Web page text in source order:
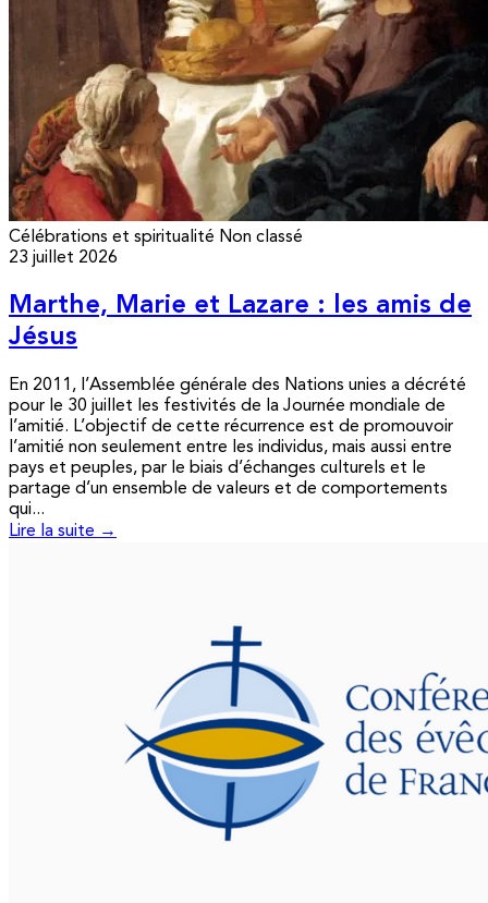
Célébrations et spiritualité Non classé
23 juillet 2026
Marthe, Marie et Lazare : les amis de
Jésus
En 2011, l’Assemblée générale des Nations unies a décrété
pour le 30 juillet les festivités de la Journée mondiale de
l’amitié. L’objectif de cette récurrence est de promouvoir
l’amitié non seulement entre les individus, mais aussi entre
pays et peuples, par le biais d’échanges culturels et le
partage d’un ensemble de valeurs et de comportements
qui...
Lire la suite →